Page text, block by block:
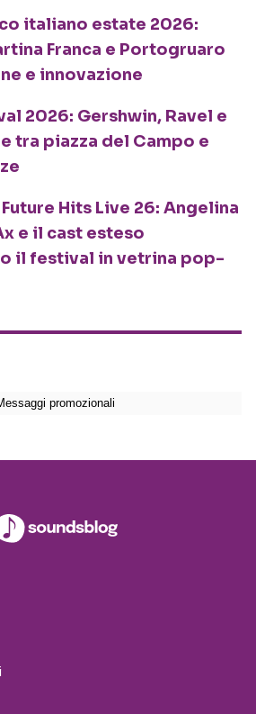
italiano estate 2026:
Franca e Portogruaro
e innovazione
2026: Gershwin, Ravel e
tra piazza del Campo e
Hits Live 26: Angelina
e il cast esteso
il festival in vetrina pop-